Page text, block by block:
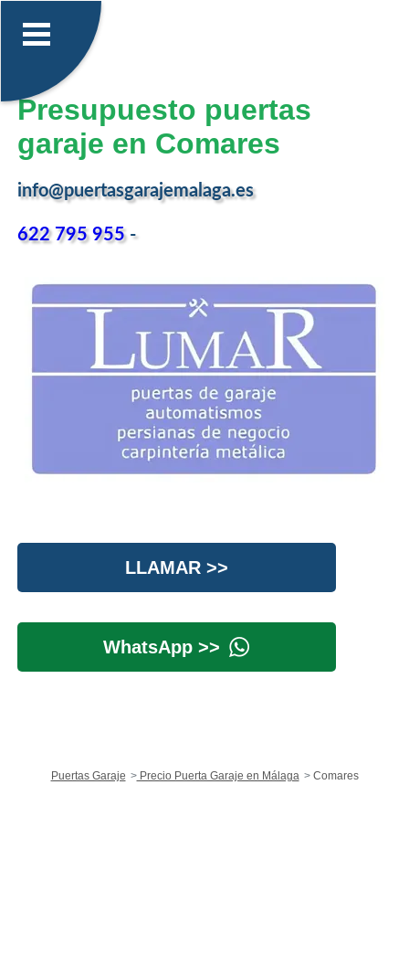
Presupuesto puertas
garaje en Comares
info@puertasgarajemalaga.es
622 795 955-
LLAMAR >>
WhatsApp >>
Puertas Garaje Precio Puerta Garaje en Málaga Comares